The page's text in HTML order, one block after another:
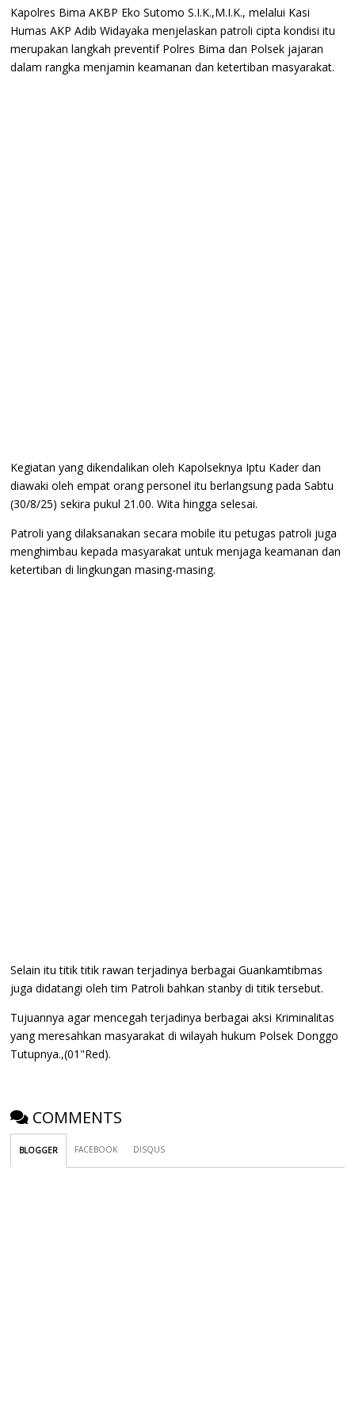
Kapolres Bima AKBP Eko Sutomo S.I.K.,M.I.K., melalui Kasi
Humas AKP Adib Widayaka menjelaskan patroli cipta kondisi itu
merupakan langkah preventif Polres Bima dan Polsek jajaran
dalam rangka menjamin keamanan dan ketertiban masyarakat.
Kegiatan yang dikendalikan oleh Kapolseknya Iptu Kader dan
diawaki oleh empat orang personel itu berlangsung pada Sabtu
(30/8/25) sekira pukul 21.00. Wita hingga selesai.
Patroli yang dilaksanakan secara mobile itu petugas patroli juga
menghimbau kepada masyarakat untuk menjaga keamanan dan
ketertiban di lingkungan masing-masing.
Selain itu titik titik rawan terjadinya berbagai Guankamtibmas
juga didatangi oleh tim Patroli bahkan stanby di titik tersebut.
Tujuannya agar mencegah terjadinya berbagai aksi Kriminalitas
yang meresahkan masyarakat di wilayah hukum Polsek Donggo
Tutupnya.,(01"Red).
COMMENTS
BLOGGER FACEBOOK DISQUS